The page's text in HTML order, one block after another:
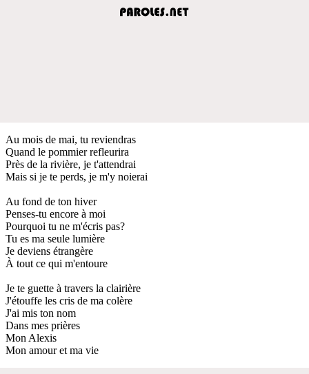
Au mois de mai, tu reviendras
Quand le pommier refleurira
Près de la rivière, je t'attendrai
Mais si je te perds, je m'y noierai
Au fond de ton hiver
Penses-tu encore à moi
Pourquoi tu ne m'écris pas?
Tu es ma seule lumière
Je deviens étrangère
À tout ce qui m'entoure
Je te guette à travers la clairière
J'étouffe les cris de ma colère
J'ai mis ton nom
Dans mes prières
Mon Alexis
Mon amour et ma vie